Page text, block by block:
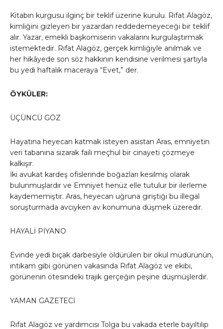
Kitabın kurgusu ilginç bir teklif üzerine kurulu. Rıfat Alagöz,
kimliğini gizleyen bir yazardan reddedemeyeceği bir teklif
alır. Yazar, emekli başkomiserin vakalarını kurgulaştırmak
istemektedir. Rıfat Alagöz, gerçek kimliğiyle anılmak ve
her hikâyede son söz hakkının kendisine verilmesi şartıyla
bu yedi haftalık maceraya “Evet,” der.
ÖYKÜLER:
ÜÇÜNCÜ GÖZ
Hayatına heyecan katmak isteyen asistan Aras, emniyetin
veri tabanına sızarak faili meçhul bir cinayeti çözmeye
kalkışır.
İki avukat kardeş ofislerinde boğazları kesilmiş olarak
bulunmuşlardır ve Emniyet henüz elle tutulur bir ilerleme
kaydememiştir. Aras, heyecan uğruna giriştiği bu illegal
soruşturmada avcıyken av konumuna düşmek üzeredir.
HAYALİ PİYANO
Evinde yedi bıçak darbesiyle öldürülen bir okul müdürünün,
intikam gibi görünen vakasında Rıfat Alagöz ve ekibi,
görünenin ötesindeki trajik gerçeğin peşine düşmüşlerdir.
YAMAN GAZETECİ
Rıfat Alagöz ve yardımcısı Tolga bu vakada eterle bayıltılıp